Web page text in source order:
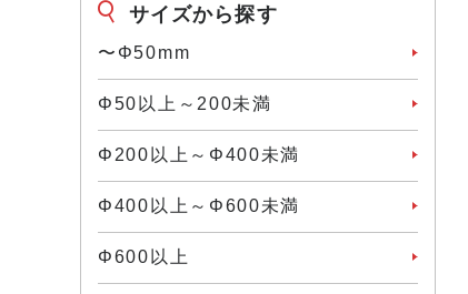
サイズから探す
〜Φ50mm
Φ50以上～200未満
Φ200以上～Φ400未満
Φ400以上～Φ600未満
Φ600以上